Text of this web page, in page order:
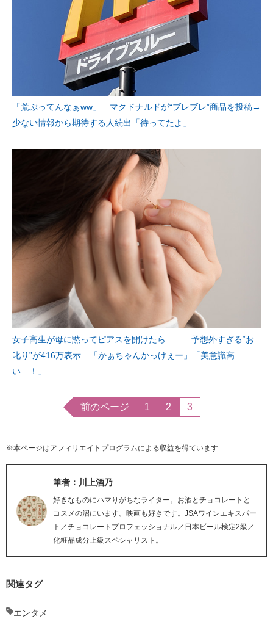
「荒ぶってんなぁww」 マクドナルドが“ブレブレ”商品を投稿→
少ない情報から期待する人続出「待ってたよ」
女子高生が母に黙ってピアスを開けたら…… 予想外すぎる“お
叱り”が416万表示 「かぁちゃんかっけぇー」「美意識高
い…！」
前のページ 1 2 3
※本ページはアフィリエイトプログラムによる収益を得ています
筆者：川上酒乃
好きなものにハマりがちなライター。お酒とチョコレートと
コスメの沼にいます。映画も好きです。JSAワインエキスパー
ト／チョコレートプロフェッショナル／日本ビール検定2級／
化粧品成分上級スペシャリスト。
関連タグ
エンタメ